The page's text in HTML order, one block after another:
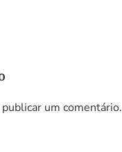
publicar um comentário.